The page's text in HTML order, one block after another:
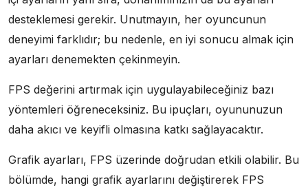
desteklemesi gerekir. Unutmayın, her oyuncunun
deneyimi farklıdır; bu nedenle, en iyi sonucu almak için
ayarları denemekten çekinmeyin.
FPS değerini artırmak için uygulayabileceğiniz bazı
yöntemleri öğreneceksiniz. Bu ipuçları, oyununuzun
daha akıcı ve keyifli olmasına katkı sağlayacaktır.
Grafik ayarları, FPS üzerinde doğrudan etkili olabilir. Bu
bölümde, hangi grafik ayarlarını değiştirerek FPS